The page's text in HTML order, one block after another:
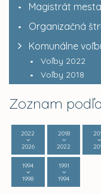
Magistrát
Organizačná
Komunálne
Voľby 2022
Voľby 2018
Zoznam
2022
2026
2018
2022
1994
1998
1991
1994